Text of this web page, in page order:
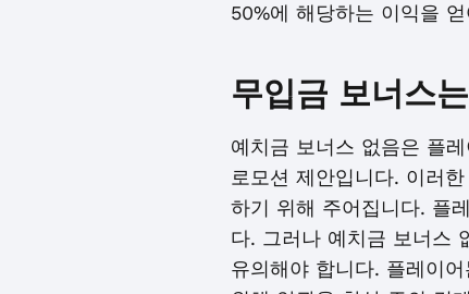
50%에 해당하는 이익을
무입금 보너스
예치금 보너스 없음은 플
로모션 제안입니다. 이러
하기 위해 주어집니다. 플
다. 그러나 예치금 보너스
유의해야 합니다. 플레이